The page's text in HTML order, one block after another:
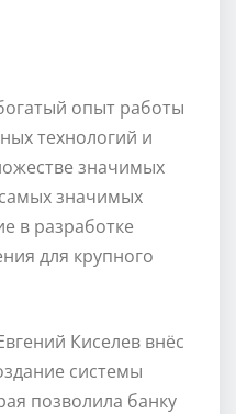
опыт работы
технологий и
значимых
значимых
в разработке
для крупного
Киселев внёс
системы
позволила банку